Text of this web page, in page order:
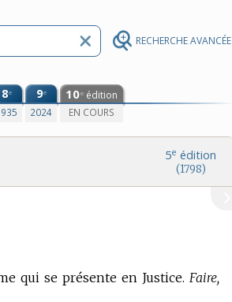
RECHERCHE AVANCÉE
8e 9e
2024
10e édition
EN COURS
5e édition
(1798)
qui se présente en Justice. Faire,